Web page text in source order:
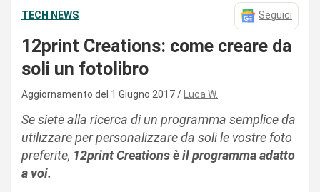
TECH NEWS Seguici
12print Creations: come creare da
soli un fotolibro
Aggiornamento del 1 Giugno 2017 Luca W.
Se siete alla ricerca di un programma semplice da
utilizzare per personalizzare da soli le vostre foto
preferite, 12print Creations è il programma adatto
a voi.